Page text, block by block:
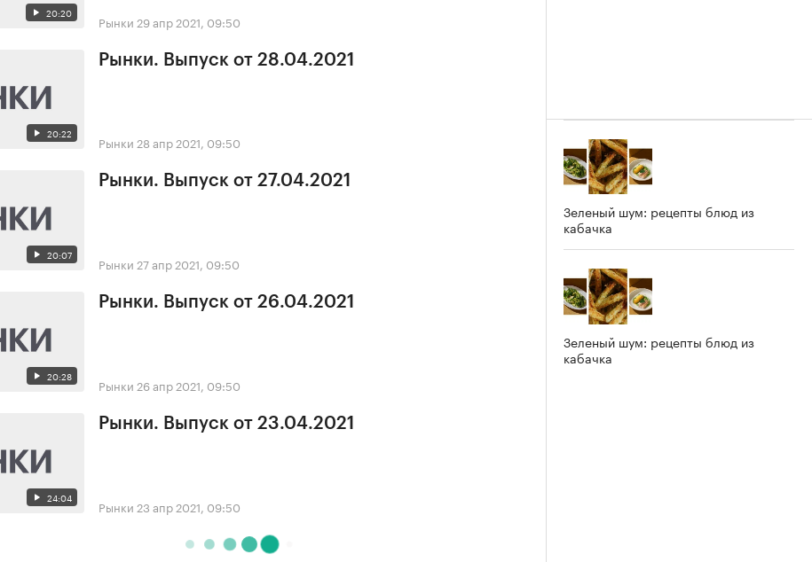
20:20 Рынки 29 апр 2021, 09:50
20:22
Рынки. Выпуск от 28.04.2021
Рынки 28 апр 2021, 09:50
20:07
Рынки. Выпуск от 27.04.2021
Рынки 27 апр 2021, 09:50
20:28
Рынки. Выпуск от 26.04.2021
Рынки 26 апр 2021, 09:50
24:04
Рынки. Выпуск от 23.04.2021
Рынки 23 апр 2021, 09:50
Зеленый шум: рецепты блюд из
кабачка
Зеленый шум: рецепты блюд из
кабачка